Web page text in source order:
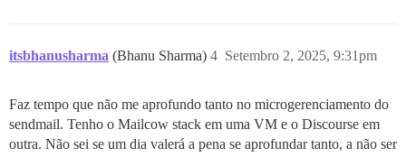
itsbhanusharma (Bhanu Sharma) Setembro 2, 2025, 9:31pm
4
Faz tempo que não me aprofundo tanto no microgerenciamento do
sendmail. Tenho o Mailcow stack em uma VM e o Discourse em
outra. Não sei se um dia valerá a pena se aprofundar tanto, a não ser